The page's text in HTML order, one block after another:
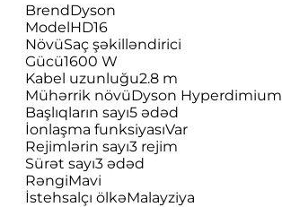
BrendDyson
ModelHD16
NövüSaç şəkilləndirici
Gücü1600 W
Kabel uzunluğu2.8 m
Mühərrik növüDyson Hyperdimium
Başlıqların sayı5 ədəd
İonlaşma funksiyasıVar
Rejimlərin sayı3 rejim
Sürət sayı3 ədəd
RəngiMavi
İstehsalçı ölkəMalayziya